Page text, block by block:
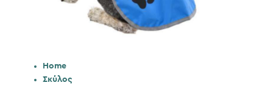
Home
Σκύλος